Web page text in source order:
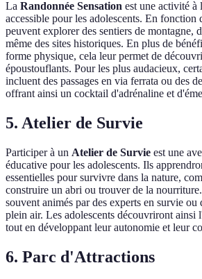
La Randonnée Sensation est une activité à
accessible pour les adolescents. En fonction
peuvent explorer des sentiers de montagne,
même des sites historiques. En plus de
forme physique, cela leur permet de
époustouflants. Pour les plus audacieux,
incluent des passages en via ferrata ou des
offrant ainsi un cocktail d'adrénaline et
5. Atelier de Survie
Participer à un Atelier de Survie est une
éducative pour les adolescents. Ils
essentielles pour survivre dans la nature,
construire un abri ou trouver de la
souvent animés par des experts en survie ou
plein air. Les adolescents découvriront ainsi
tout en développant leur autonomie et leur
6. Parc d'Attractions